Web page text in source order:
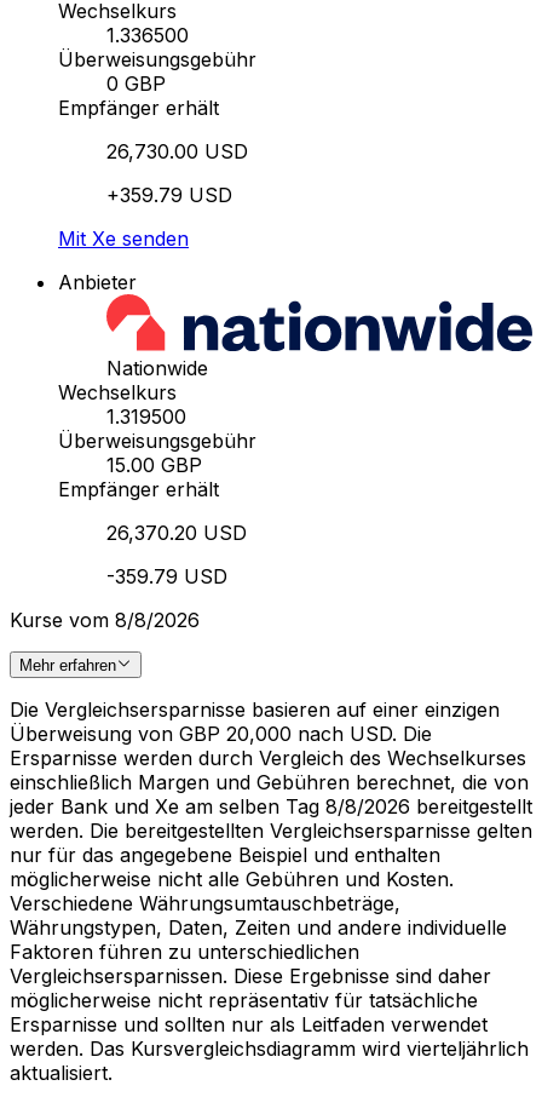
Wechselkurs
1.336500
Überweisungsgebühr
0 GBP
Empfänger erhält
26,730.00 USD
+359.79 USD
Mit Xe senden
Anbieter
Nationwide
Wechselkurs
1.319500
Überweisungsgebühr
15.00 GBP
Empfänger erhält
26,370.20 USD
-359.79 USD
Kurse vom 8/8/2026
Mehr erfahren
Die Vergleichsersparnisse basieren auf einer einzigen
Überweisung von GBP 20,000 nach USD. Die
Ersparnisse werden durch Vergleich des Wechselkurses
einschließlich Margen und Gebühren berechnet, die von
jeder Bank und Xe am selben Tag 8/8/2026 bereitgestellt
werden. Die bereitgestellten Vergleichsersparnisse gelten
nur für das angegebene Beispiel und enthalten
möglicherweise nicht alle Gebühren und Kosten.
Verschiedene Währungsumtauschbeträge,
Währungstypen, Daten, Zeiten und andere individuelle
Faktoren führen zu unterschiedlichen
Vergleichsersparnissen. Diese Ergebnisse sind daher
möglicherweise nicht repräsentativ für tatsächliche
Ersparnisse und sollten nur als Leitfaden verwendet
werden. Das Kursvergleichsdiagramm wird vierteljährlich
aktualisiert.